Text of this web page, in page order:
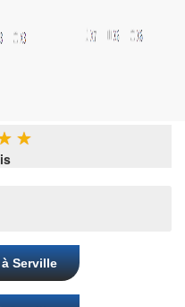
★
Serville